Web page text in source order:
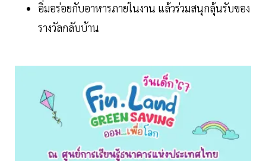
อิ่มอร่อยกับอาหารภายในงาน แล้วร่วมสนุกลุ้นรับของ
รางวัลกลับบ้าน